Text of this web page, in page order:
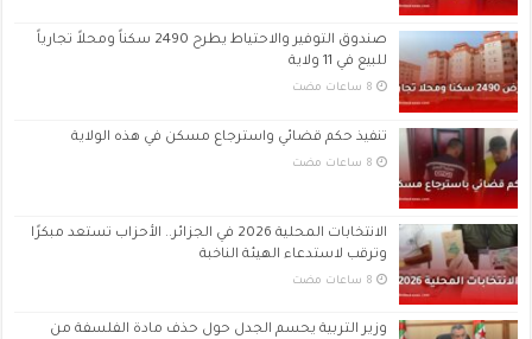
صندوق التوفير والاحتياط يطرح 2490 سكناً ومحلاً تجارياً
للبيع في 11 ولاية
تنفيذ حكم قضائي واسترجاع مسكن في هذه الولاية
الانتخابات المحلية 2026 في الجزائر.. الأحزاب تستعد مبكرًا
وترقب لاستدعاء الهيئة الناخبة
وزير التربية يحسم الجدل حول حذف مادة الفلسفة من